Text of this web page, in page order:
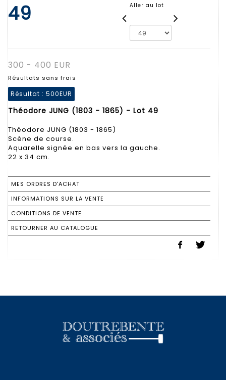
49 Aller au lot
300 - 400 EUR
Résultats sans frais
Résultat : 500EUR
Théodore JUNG (1803 - 1865) - Lot 49
Théodore JUNG (1803 - 1865)
Scène de course.
Aquarelle signée en bas vers la gauche.
22 x 34 cm.
MES ORDRES D'ACHAT
INFORMATIONS SUR LA VENTE
CONDITIONS DE VENTE
RETOURNER AU CATALOGUE